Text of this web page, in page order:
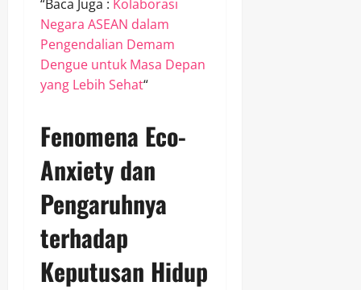
“Baca Juga : Kolaborasi
Negara ASEAN dalam
Pengendalian Demam
Dengue untuk Masa Depan
yang Lebih Sehat“
Fenomena Eco-
Anxiety dan
Pengaruhnya
terhadap
Keputusan Hidup